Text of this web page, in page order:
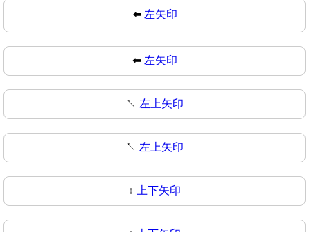
⬅️ 左矢印
⬅ 左矢印
↖️ 左上矢印
↖ 左上矢印
↕️ 上下矢印